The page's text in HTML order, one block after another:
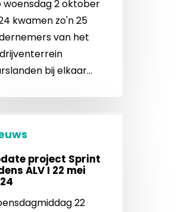
woensdag 2 oktober
kwamen zo'n 25
van het
bij elkaar…
project Sprint
ALV I 22 mei
22